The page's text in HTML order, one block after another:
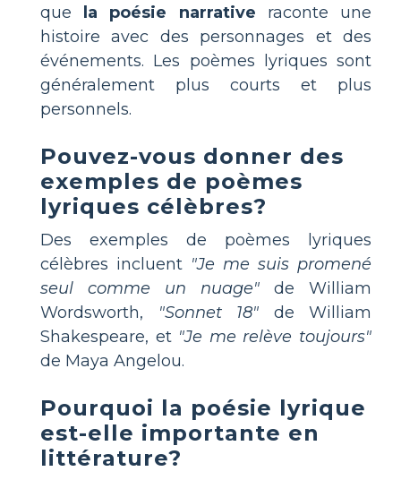
que
la poésie narrative raconte une
histoire avec des personnages et des
événements. Les poèmes lyriques sont
généralement plus courts et plus
personnels.
Pouvez-vous donner des
exemples de poèmes
lyriques célèbres?
Des exemples de poèmes lyriques
célèbres incluent "Je me suis promené
seul comme un nuage" de William
Wordsworth,
"Sonnet 18" de William
Shakespeare, et "Je me relève toujours"
de Maya Angelou.
Pourquoi la poésie lyrique
est-elle importante en
littérature?